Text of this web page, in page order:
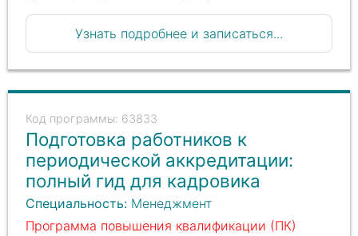
Узнать подробнее и записаться...
63833
Подготовка работников к
периодической аккредитации:
полный гид для кадровика
Специальность: Менеджмент
Программа повышения квалификации (ПК)